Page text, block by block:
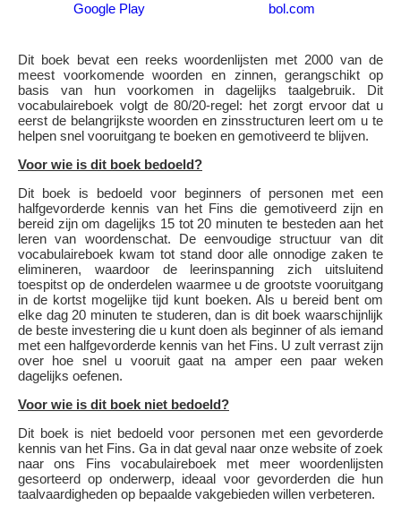
Google Play bol.com
Dit boek bevat een reeks woordenlijsten met 2000 van de
meest voorkomende woorden en zinnen, gerangschikt op
basis van hun voorkomen in dagelijks taalgebruik. Dit
vocabulaireboek volgt de 80/20-regel: het zorgt ervoor dat u
eerst de belangrijkste woorden en zinsstructuren leert om u te
helpen snel vooruitgang te boeken en gemotiveerd te blijven.
Voor wie is dit boek bedoeld?
Dit boek is bedoeld voor beginners of personen met een
halfgevorderde kennis van het Fins die gemotiveerd zijn en
bereid zijn om dagelijks 15 tot 20 minuten te besteden aan het
leren van woordenschat. De eenvoudige structuur van dit
vocabulaireboek kwam tot stand door alle onnodige zaken te
elimineren, waardoor de leerinspanning zich uitsluitend
toespitst op de onderdelen waarmee u de grootste vooruitgang
in de kortst mogelijke tijd kunt boeken. Als u bereid bent om
elke dag 20 minuten te studeren, dan is dit boek waarschijnlijk
de beste investering die u kunt doen als beginner of als iemand
met een halfgevorderde kennis van het Fins. U zult verrast zijn
over hoe snel u vooruit gaat na amper een paar weken
dagelijks oefenen.
Voor wie is dit boek niet bedoeld?
Dit boek is niet bedoeld voor personen met een gevorderde
kennis van het Fins. Ga in dat geval naar onze website of zoek
naar ons Fins vocabulaireboek met meer woordenlijsten
gesorteerd op onderwerp, ideaal voor gevorderden die hun
taalvaardigheden op bepaalde vakgebieden willen verbeteren.